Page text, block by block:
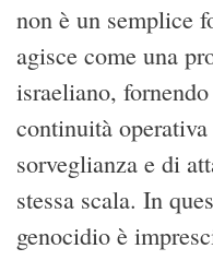
non è un semplice
agisce come una
israeliano,
continuità
sorveglianza e di
stessa scala. In
genocidio è